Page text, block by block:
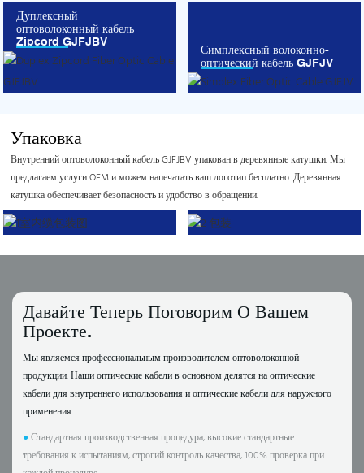
Дуплексный
оптоволоконный кабель
Zipcord GJFJBV
Симплексный волоконно-
оптический кабель GJFJV
Упаковка
Внутренний оптоволоконный кабель GJFJBV упакован в деревянные катушки. Мы
предлагаем услуги OEM и можем напечатать ваш логотип бесплатно. Деревянная
катушка обеспечивает безопасность и удобство в обращении.
Давайте Теперь Поговорим О Вашем
Проекте.
Мы являемся профессиональным производителем оптоволоконной
продукции. Наши оптические кабели в основном делятся на оптические
кабели для внутреннего использования и оптические кабели для наружного
применения.
●Стандартная производственная процедура, высокие стандартные
требования к испытаниям, строгий контроль качества, 100% проверка при